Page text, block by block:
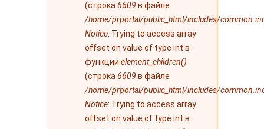
(строка 6609 в файле
/home/prportal/public_html/includes/
Notice: Trying to access array
offset on value of type int в
функции element_children()
(строка 6609 в файле
/home/prportal/public_html/includes/
Notice: Trying to access array
offset on value of type int в